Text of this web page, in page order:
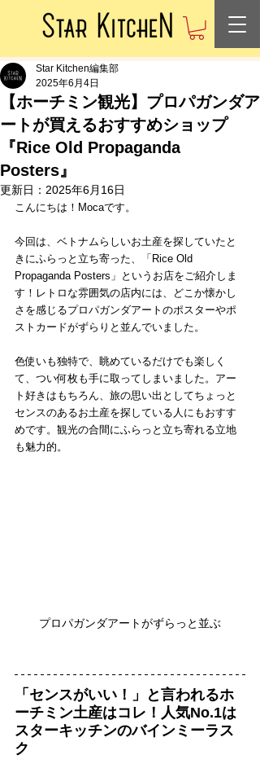
【ホーチミン観光】プロパガンダア
ートが買えるおすすめショップ
『Rice Old Propaganda
Posters』
Star Kitchen編集部
2025年6月4日
更新日： 2025年6月16日
こんにちは！Mocaです。
今回は、ベトナムらしいお土産を探していたと
きにふらっと立ち寄った、「Rice Old
Propaganda Posters」というお店をご紹介しま
す！レトロな雰囲気の店内には、どこか懐かし
さを感じるプロパガンダアートのポスターやポ
ストカードがずらりと並んでいました。
色使いも独特で、眺めているだけでも楽しく
て、つい何枚も手に取ってしまいました。アー
ト好きはもちろん、旅の思い出としてちょっと
センスのあるお土産を探している人にもおすす
めです。観光の合間にふらっと立ち寄れる立地
も魅力的。
プロパガンダアートがずらっと並ぶ
「センスがいい！」と言われるホ
ーチミン土産はコレ！人気No.1は
スターキッチンのバインミーラス
ク